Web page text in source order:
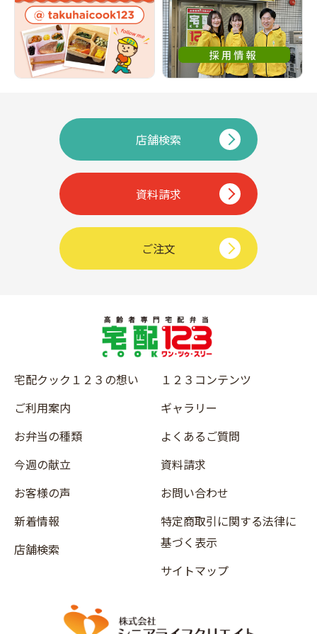
店舗検索
資料請求
ご注文
宅配クック１２３の想い
ご利用案内
お弁当の種類
今週の献立
お客様の声
新着情報
店舗検索
１２３コンテンツ
ギャラリー
よくあるご質問
資料請求
お問い合わせ
特定商取引に関する法律に
基づく表示
サイトマップ